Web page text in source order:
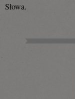
Słowa.